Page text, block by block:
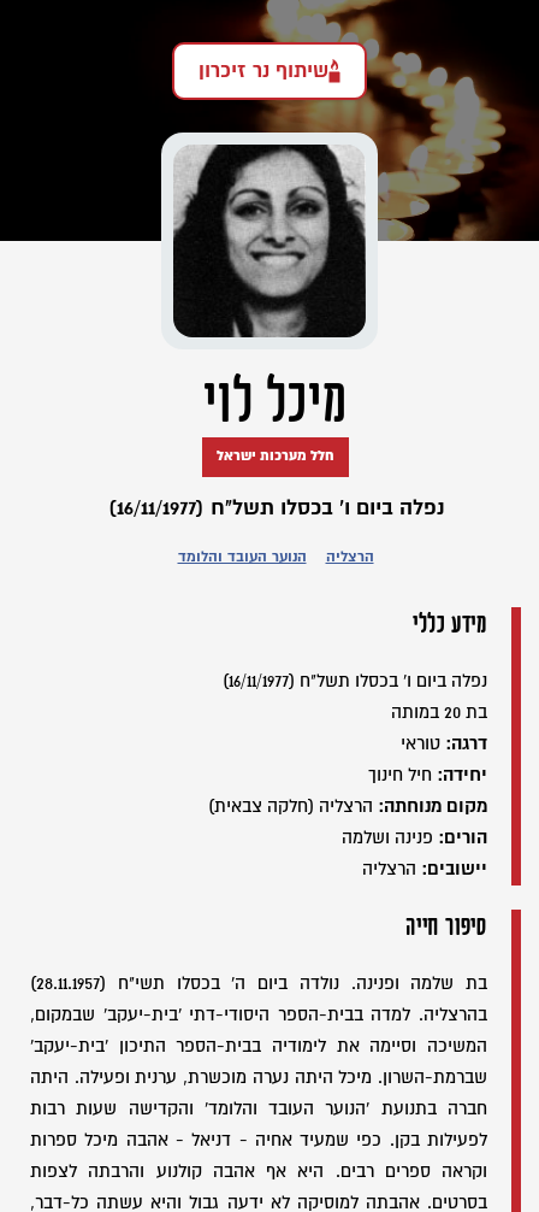
שיתוף נר זיכרון
מיכל לוי
חלל מערכות ישראל
נפלה ביום ו' בכסלו תשל"ח (16/11/1977)
הרצליה הנוער העובד והלומד
מידע כללי
נפלה ביום ו' בכסלו תשל"ח (16/11/1977)
בת 20 במותה
דרגה: טוראי
יחידה: חיל חינוך
מקום מנוחתה: הרצליה (חלקה צבאית)
הורים: פנינה ושלמה
יישובים: הרצליה
סיפור חייה
בת שלמה ופנינה. נולדה ביום ה' בכסלו תשי"ח (28.11.1957)
בהרצליה. למדה בבית-הספר היסודי-דתי 'בית-יעקב' שבמקום,
המשיכה וסיימה את לימודיה בבית-הספר התיכון 'בית-יעקב'
שברמת-השרון. מיכל היתה נערה מוכשרת, ערנית ופעילה. היתה
חברה בתנועת 'הנוער העובד והלומד' והקדישה שעות רבות
לפעילות בקן. כפי שמעיד אחיה - דניאל - אהבה מיכל ספרות
וקראה ספרים רבים. היא אף אהבה קולנוע והרבתה לצפות
בסרטים. אהבתה למוסיקה לא ידעה גבול והיא עשתה כל-דבר,